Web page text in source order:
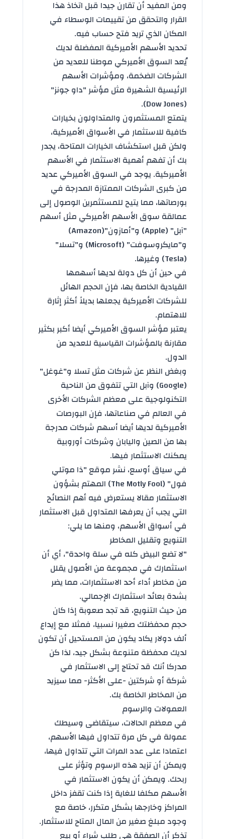
ومن المفيد أن تقارن جيدا قبل اتخاذ هذا
القرار والتحقق من تقييمات الوسطاء في
المكان الذي تريد فتح حساب فيه.
تحديد الأسهم الأميركية المفضلة لديك
يُعد السوق الأميركي موطنا للعديد من
الشركات الضخمة، ومؤشرات الأسهم
الرئيسية الشهيرة مثل مؤشر "داو جونز"
(Dow Jones).
يتمتع المستثمرون والمتداولون بخيارات
كافية للاستثمار في الأسواق الأميركية،
ولكن قبل استكشاف الخيارات المتاحة، يجدر
بك أن تفهم أهمية الاستثمار في الأسهم
الأميركية. يوجد في السوق الأميركي عديد
من كبرى الشركات الممتازة المدرجة في
بورصاتها، مما يتيح للمستثمرين الوصول إلى
عمالقة سوق الأسهم الأميركي مثل أسهم
"آبل" (Apple) و"أمازون"(Amazon)
و"مايكروسوفت" (Microsoft) و"تسلا"
(Tesla) وغيرها.
في حين أن كل دولة لديها أسهمها
القيادية الخاصة بها، فإن الحجم الهائل
للشركات الأميركية يجعلها بديلاً أكثر إثارة
للاهتمام.
يعتبر مؤشر السوق الأميركي أيضا أكبر بكثير
مقارنة بالمؤشرات القياسية للعديد من
الدول.
وبغض النظر عن شركات مثل تسلا و"غوغل"
(Google) وآبل التي تتفوق من الناحية
التكنولوجية على معظم الشركات الأخرى
في العالم في صناعاتها، فإن البورصات
الأميركية لديها أيضا أسهم شركات مدرجة
بها من الصين واليابان وشركات أوروبية
يمكنك الاستثمار فيها.
في سياق أوسع، نشر موقع "ذا موتلي
فول" (The Motly Fool) المهتم بشؤون
الاستثمار مقالا يستعرض فيه أهم النصائح
التي يجب أن يعرفها المتداول قبل الاستثمار
في أسواق الأسهم، ومنها ما يلي:
التنويع وتقليل المخاطر
"لا تضع البيض كله في سلة واحدة"، أي أن
استثمارك في مجموعة من الأصول يقلل
من مخاطر أداء أحد الاستثمارات، مما يضر
بشدة بعائد استثمارك الإجمالي.
من حيث التنويع، قد تجد صعوبة إذا كان
حجم محفظتك صغيرا نسبيا، فمثلا مع إيداع
ألف دولار يكاد يكون من المستحيل أن تكون
لديك محفظة متنوعة بشكل جيد، لذا كن
مدركا أنك قد تحتاج إلى الاستثمار في
شركة أو شركتين -على الأكثر- مما سيزيد
من المخاطر الخاصة بك.
العمولات والرسوم
في معظم الحالات، سيتقاضى وسيطك
عمولة في كل مرة تتداول فيها الأسهم،
اعتمادا على عدد المرات التي تتداول فيها،
ويمكن أن تزيد هذه الرسوم وتؤثر على
ربحك. ويمكن أن يكون الاستثمار في
الأسهم مكلفا للغاية إذا كنت تقفز داخل
المراكز وخارجها بشكل متكرر، خاصة مع
وجود مبلغ صغير من المال المتاح للاستثمار.
تذكر أن الصفقة هي طلب شراء أو بيع